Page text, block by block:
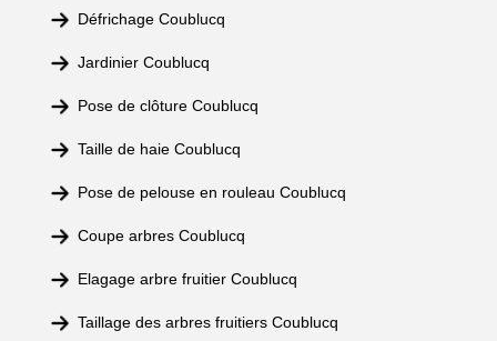
Défrichage Coublucq
Jardinier Coublucq
Pose de clôture Coublucq
Taille de haie Coublucq
Pose de pelouse en rouleau Coublucq
Coupe arbres Coublucq
Elagage arbre fruitier Coublucq
Taillage des arbres fruitiers Coublucq